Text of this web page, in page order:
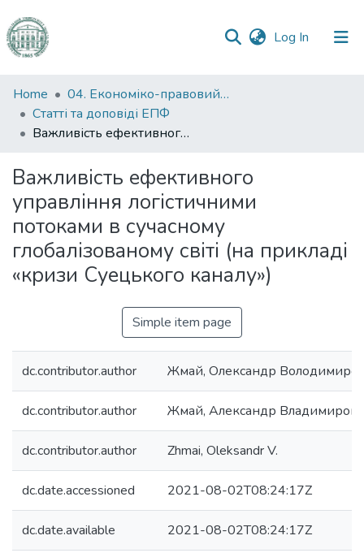
Log In (current)
Communities
&
Collections
Statistics
Home
04. Економіко-правовий факультет
Статті та доповіді ЕПФ
Важливість ефективного управління логістичними потоками в сучасному глобалізованому світі (на прикладі «кризи Суецького каналу»)
Важливість ефективного
управління логістичними
потоками в сучасному
глобалізованому світі (на прикладі
«кризи Суецького каналу»)
Simple item page
dc.contributor.author Жмай, Олександр
dc.contributor.author Жмай, Александр
dc.contributor.author Zhmai, Oleksandr V.
dc.date.accessioned 2021-08-02T08:24:17Z
dc.date.available 2021-08-02T08:24:17Z